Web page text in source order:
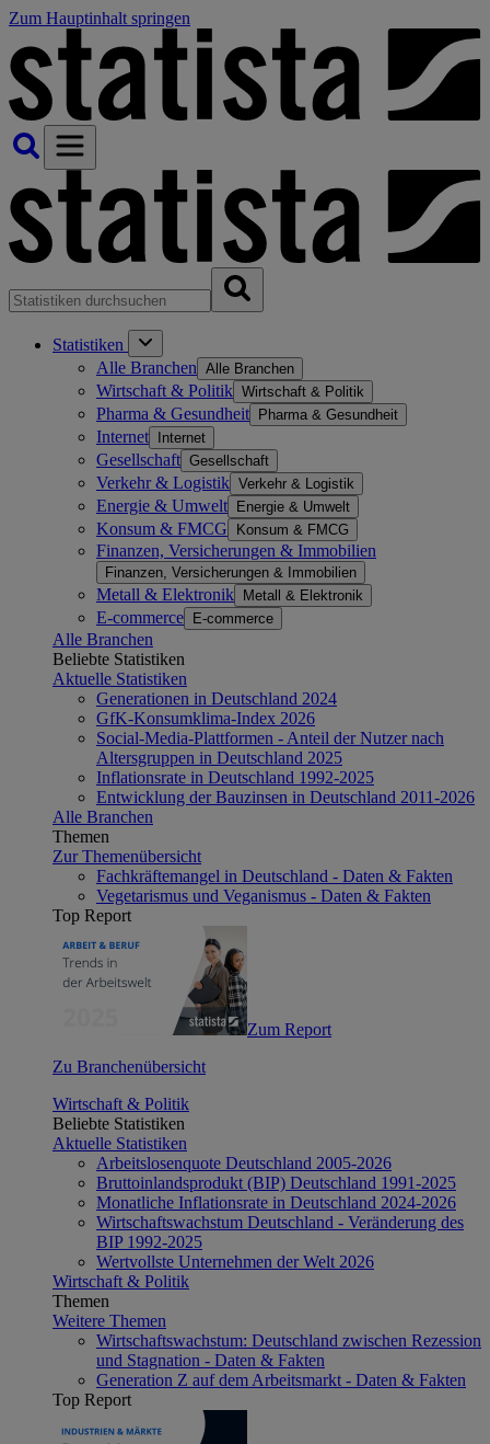
Zum Hauptinhalt springen
Statistiken
Alle Branchen Alle Branchen
Wirtschaft & Politik Wirtschaft & Politik
Pharma & Gesundheit Pharma & Gesundheit
Internet Internet
Gesellschaft Gesellschaft
Verkehr & Logistik Verkehr & Logistik
Energie & Umwelt Energie & Umwelt
Konsum & FMCG Konsum & FMCG
Finanzen, Versicherungen & Immobilien
Finanzen, Versicherungen & Immobilien
Metall & Elektronik Metall & Elektronik
E-commerce E-commerce
Alle Branchen
Beliebte Statistiken
Aktuelle Statistiken
Generationen in Deutschland 2024
GfK-Konsumklima-Index 2026
Social-Media-Plattformen - Anteil der Nutzer nach
Altersgruppen in Deutschland 2025
Inflationsrate in Deutschland 1992-2025
Entwicklung der Bauzinsen in Deutschland 2011-2026
Alle Branchen
Themen
Zur Themenübersicht
Fachkräftemangel in Deutschland - Daten & Fakten
Vegetarismus und Veganismus - Daten & Fakten
Top Report
Zum Report
Zu Branchenübersicht
Wirtschaft & Politik
Beliebte Statistiken
Aktuelle Statistiken
Arbeitslosenquote Deutschland 2005-2026
Bruttoinlandsprodukt (BIP) Deutschland 1991-2025
Monatliche Inflationsrate in Deutschland 2024-2026
Wirtschaftswachstum Deutschland - Veränderung des
BIP 1992-2025
Wertvollste Unternehmen der Welt 2026
Wirtschaft & Politik
Themen
Weitere Themen
Wirtschaftswachstum: Deutschland zwischen Rezession
und Stagnation - Daten & Fakten
Generation Z auf dem Arbeitsmarkt - Daten & Fakten
Top Report